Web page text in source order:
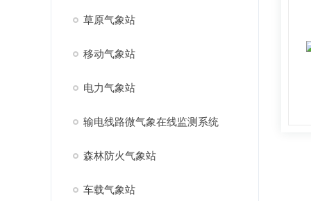
草原气象站
移动气象站
电力气象站
输电线路微气象在线监测系统
森林防火气象站
车载气象站